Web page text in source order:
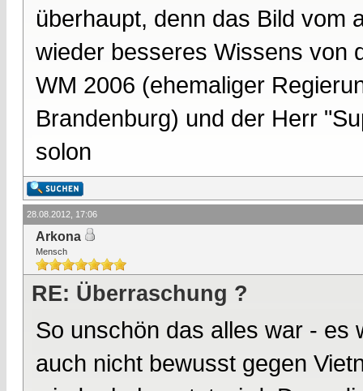
überhaupt, denn das Bild vom
wieder besseres Wissens von
WM 2006 (ehemaliger
Brandenburg) und der Herr
solon
28.08.2012, 17:06
Arkona
Mensch
RE: Überraschung ?
So unschön das alles war - es
auch nicht bewusst gegen